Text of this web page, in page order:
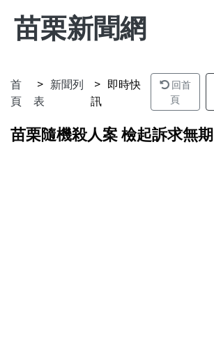
苗栗新聞網
首
頁
新聞列
表
即時快
訊
回首
頁
苗栗隨機殺人案 檢起訴求無期